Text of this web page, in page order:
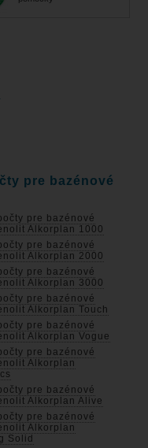
pre bazénové
pre bazénové
Alkorplan 1000
pre bazénové
Alkorplan 2000
pre bazénové
Alkorplan 3000
pre bazénové
Alkorplan Touch
pre bazénové
Alkorplan Vogue
pre bazénové
Alkorplan
pre bazénové
Alkorplan Alive
pre bazénové
Alkorplan
Solid